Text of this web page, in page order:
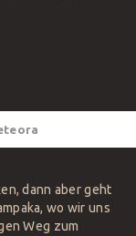
dann aber geht
wo wir uns
Weg zum